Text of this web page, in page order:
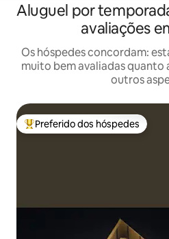
Aluguel por
avaliações
Os hóspedes concordam:
muito bem avaliadas quanto
outros
Entre os melhores preferidos dos
Preferido dos hóspedes